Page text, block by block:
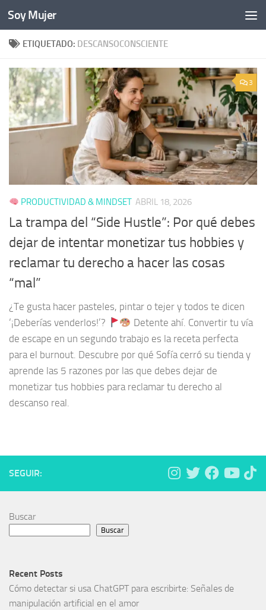
Bajo el contenido
Soy Mujer
ETIQUETADO: DESCANSOCONSCIENTE
3
PRODUCTIVIDAD & MINDSET ABRIL 18, 2026
La trampa del “Side Hustle”: Por qué debes
dejar de intentar monetizar tus hobbies y
reclamar tu derecho a hacer las cosas
“mal”
¿Te gusta hacer pasteles, pintar o tejer y todos te dicen
‘¡Deberías venderlos!’?
Detente ahí. Convertir tu vía
de escape en un segundo trabajo es la receta perfecta
para el burnout. Descubre por qué Sofía cerró su tienda y
aprende las 5 razones por las que debes dejar de
monetizar tus hobbies para reclamar tu derecho al
descanso real.
SEGUIR:
Buscar
Buscar
Recent Posts
Cómo detectar si usa ChatGPT para escribirte: Señales de
manipulación artificial en el amor